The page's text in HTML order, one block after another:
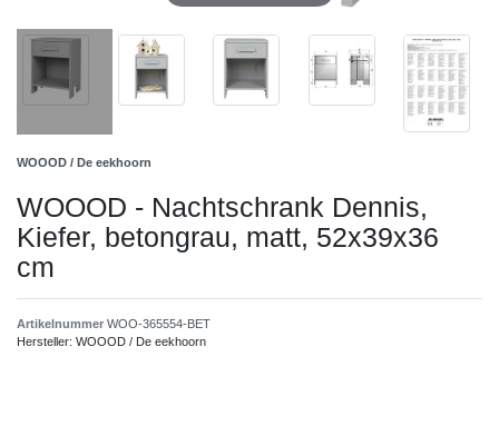
WOOOD / De eekhoorn
WOOOD - Nachtschrank Dennis,
Kiefer, betongrau, matt, 52x39x36
cm
Artikelnummer WOO-365554-BET
Hersteller: WOOOD / De eekhoorn